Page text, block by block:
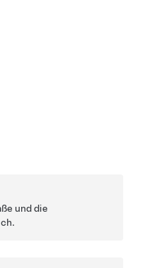
und die